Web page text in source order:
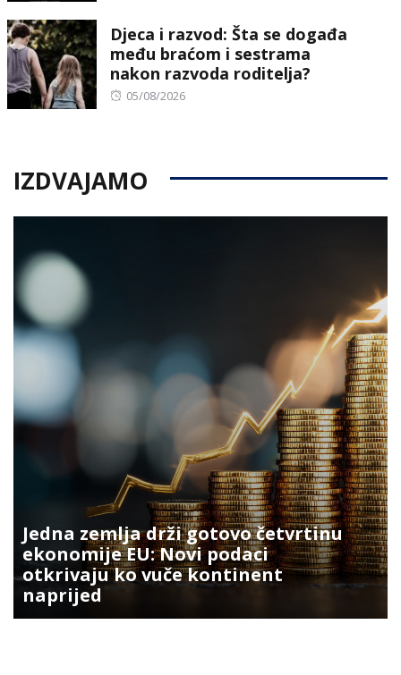
Djeca i razvod: Šta se događa
među braćom i sestrama
nakon razvoda roditelja?
Posted
05/08/2026
IZDVAJAMO
Jedna zemlja drži gotovo četvrtinu
ekonomije EU: Novi podaci
otkrivaju ko vuče kontinent
naprijed